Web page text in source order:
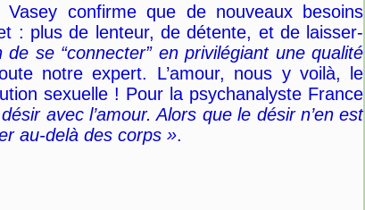
confirme que de nouveaux besoins
: plus de lenteur, de détente, et de laisser-
se “connecter” en privilégiant une qualité
notre expert. L’amour, nous y voilà, le
sexuelle ! Pour la psychanalyste France
avec l’amour. Alors que le désir n’en est
au-delà des corps ».